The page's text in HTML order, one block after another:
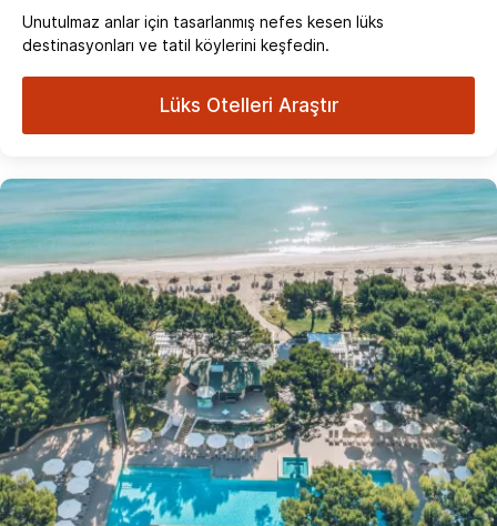
Unutulmaz anlar için tasarlanmış nefes kesen lüks
destinasyonları ve tatil köylerini keşfedin.
Lüks Otelleri Araştır